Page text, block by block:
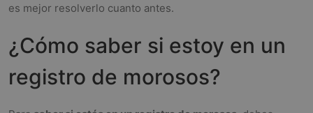
es mejor resolverlo cuanto antes.
¿Cómo saber si estoy en un
registro de morosos?